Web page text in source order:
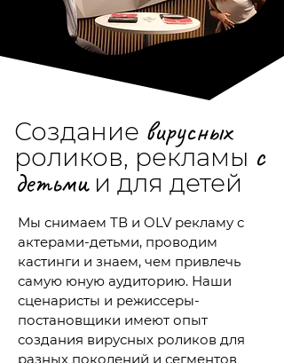
Создание вирусных
роликов, рекламы с
детьмии для детей
Мы снимаем ТВ и OLV рекламу с
актерами-детьми, проводим
кастинги и знаем, чем привлечь
самую юную аудиторию. Наши
сценаристы и режиссеры-
постановщики имеют опыт
создания вирусных роликов для
разных поколений и сегментов